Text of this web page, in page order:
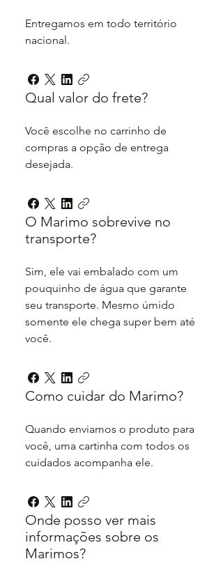
Entregamos em todo território
nacional.
Qual valor do frete?
Você escolhe no carrinho de
compras a opção de entrega
desejada.
O Marimo sobrevive no
transporte?
Sim, ele vai embalado com um
pouquinho de água que garante
seu transporte. Mesmo úmido
somente ele chega super bem até
você.
Como cuidar do Marimo?
Quando enviamos o produto para
você, uma cartinha com todos os
cuidados acompanha ele.
Onde posso ver mais
informações sobre os
Marimos?